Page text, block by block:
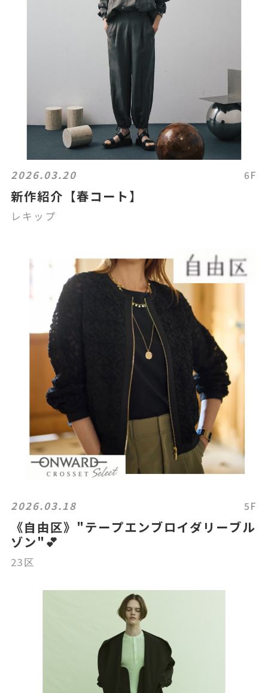
2026.03.20 6F
新作紹介【春コート】
レキップ
2026.03.18 5F
《自由区》"テープエンブロイダリーブル
ゾン"💕
23区